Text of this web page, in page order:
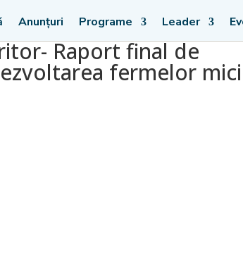
Anunțuri Programe Leader
Raport final de
fermelor mici